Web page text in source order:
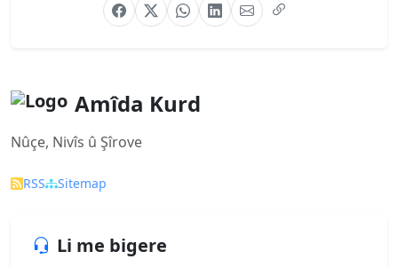
Amîda Kurd
Nûçe, Nivîs û Şîrove
RSS Sitemap
Li me bigere